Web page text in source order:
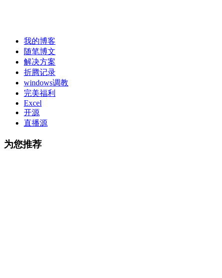
我的博客
随笔博文
解决方案
折腾记录
windows调教
完美福利
Excel
开源
直播源
为您推荐